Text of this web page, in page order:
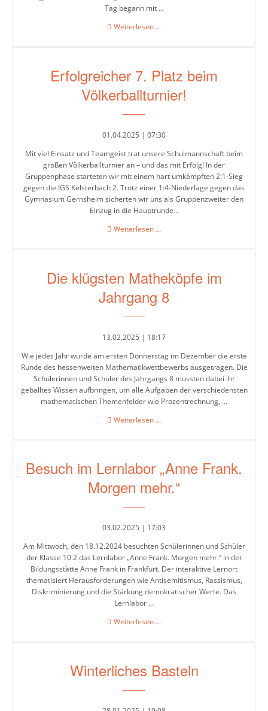
Tag begann mit ...
Weiterlesen …
Erfolgreicher 7. Platz beim
Völkerballturnier!
01.04.2025 | 07:30
Mit viel Einsatz und Teamgeist trat unsere Schulmannschaft beim
großen Völkerballturnier an – und das mit Erfolg! In der
Gruppenphase starteten wir mit einem hart umkämpften 2:1-Sieg
gegen die IGS Kelsterbach 2. Trotz einer 1:4-Niederlage gegen das
Gymnasium Gernsheim sicherten wir uns als Gruppenzweiter den
Einzug in die Hauptrunde...
Weiterlesen …
Völkerballturnier!
Die klügsten Matheköpfe im
Jahrgang 8
13.02.2025 | 18:17
Wie jedes Jahr wurde am ersten Donnerstag im Dezember die erste
Runde des hessenweiten Mathematikwettbewerbs ausgetragen. Die
Schülerinnen und Schüler des Jahrgangs 8 mussten dabei ihr
geballtes Wissen aufbringen, um alle Aufgaben der verschiedensten
mathematischen Themenfelder wie Prozentrechnung, ...
Weiterlesen …
Jahrgang
8
Besuch im Lernlabor „Anne Frank.
Morgen mehr.“
03.02.2025 | 17:03
Am Mittwoch, den 18.12.2024 besuchten Schülerinnen und Schüler
der Klasse 10.2 das Lernlabor „Anne Frank. Morgen mehr.“ in der
Bildungsstätte Anne Frank in Frankfurt. Der interaktive Lernort
thematisiert Herausforderungen wie Antisemitismus, Rassismus,
Diskriminierung und die Stärkung demokratischer Werte. Das
Lernlabor ...
Weiterlesen …
Frank.
Morgen
Winterliches Basteln